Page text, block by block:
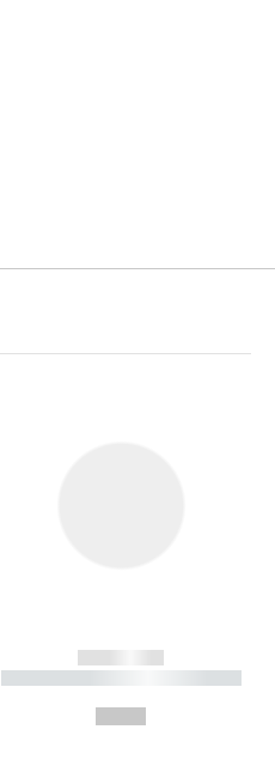
------------
----------- ----------- ----------